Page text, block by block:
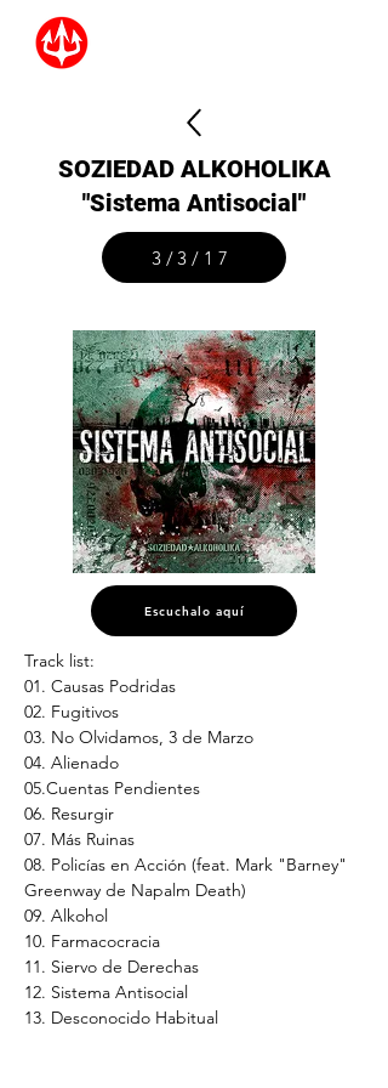
SOZIEDAD ALKOHOLIKA
"Sistema Antisocial"
3/3/17
Escuchalo aquí
Track list:
01. Causas Podridas
02. Fugitivos
03. No Olvidamos, 3 de Marzo
04. Alienado
05.Cuentas Pendientes
06. Resurgir
07. Más Ruinas
08. Policías en Acción (feat. Mark "Barney"
Greenway de Napalm Death)
09. Alkohol
10. Farmacocracia
11. Siervo de Derechas
12. Sistema Antisocial
13. Desconocido Habitual